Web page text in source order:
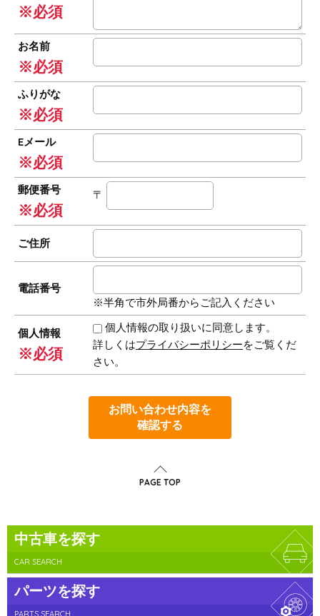
※必須
お名前
※必須
ふりがな
※必須
Eメール
※必須
郵便番号
※必須
〒
ご住所
電話番号
※半角で市外局番からご記入ください
個人情報
※必須
個人情報の取り扱いに同意します。
詳しくはプライバシーポリシーをご覧くだ
さい。
お問い合わせ内容を
確認する
PAGE TOP
中古車を探す
CAR SEARCH
パーツを探す
PARTS SEARCH